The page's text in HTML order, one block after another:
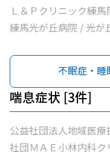
ック / 医療法人社団
馬光が丘内科内視鏡
クリニック / 医療法人
療法人社団裕仁会鈴
松医院 / 医療法人社団
丘南佐藤医院 / ささき
会加藤医院 / 髙鳥医院
ック
Ｌ＆Ｐクリニック練
練馬光が丘病院 / 光が
不眠症・睡
喘息症状 [3件]
公益社団法人地域医
社団ＭＡＥ小林内科